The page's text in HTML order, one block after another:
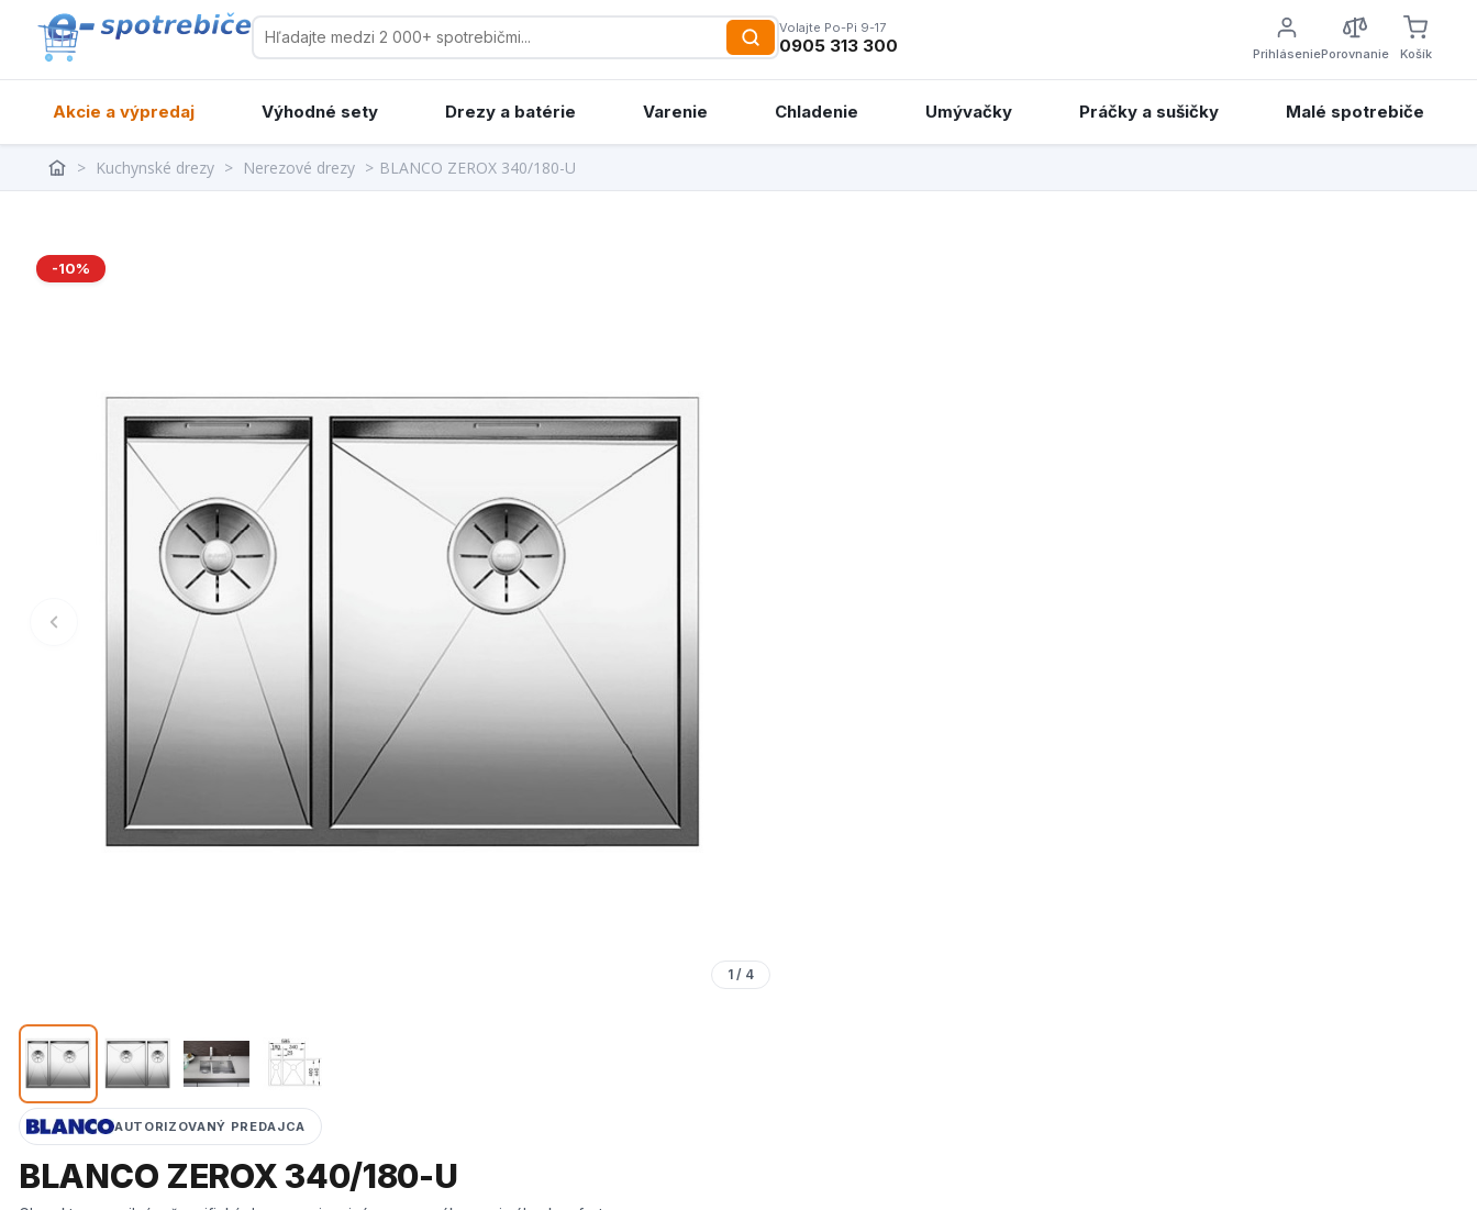
Volajte Po-Pi 9-17
0905 313 300 PrihláseniePorovnanie Košík
Akcie a výpredaj Výhodné sety Drezy a batérie Varenie Chladenie Umývačky Práčky a sušičky Malé spotrebiče
> Kuchynské drezy > Nerezové drezy > BLANCO ZEROX 340/180-U
-10%
1 / 4
AUTORIZOVANÝ PREDAJCA
BLANCO ZEROX 340/180-U